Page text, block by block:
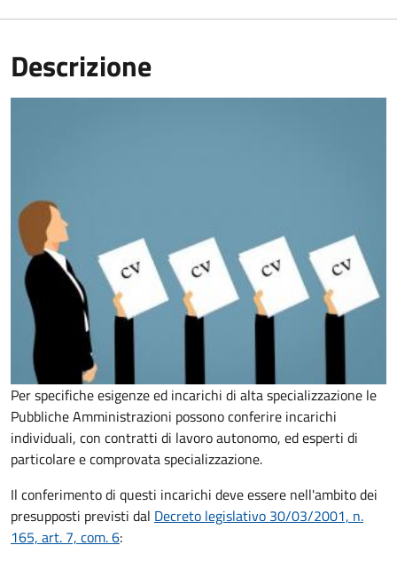
Descrizione
Per specifiche esigenze ed incarichi di alta specializzazione le
Pubbliche Amministrazioni possono conferire incarichi
individuali, con contratti di lavoro autonomo, ed esperti di
particolare e comprovata specializzazione.
Il conferimento di questi incarichi deve essere nell'ambito dei
presupposti previsti dal Decreto legislativo 30/03/2001, n.
165, art. 7, com. 6: